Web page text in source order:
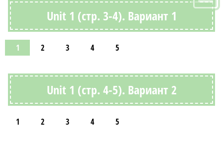
Unit 1 (стр. 3-4). Вариант 1
1 2 3 4 5
Unit 1 (стр. 4-5). Вариант 2
1 2 3 4 5